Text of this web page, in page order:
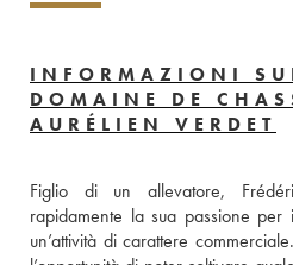
INFORMAZIONI
DOMAINE DE
AURÉLIEN VERDET
Figlio di un allevatore,
rapidamente la sua passione
un’attività di carattere